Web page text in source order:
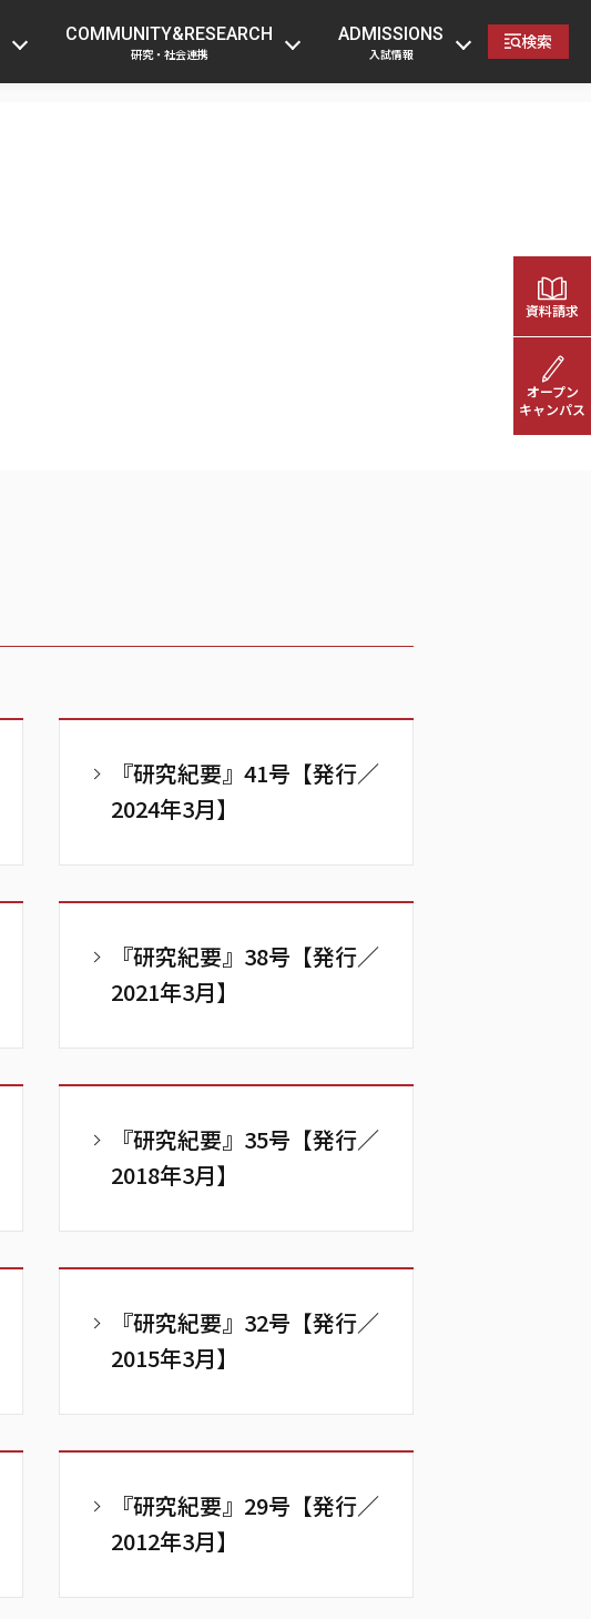
COMMUNITY&RESEARCH
研究・社会連携
ADMISSIONS
入試情報
検索
『研究紀要』41号【発行／
2024年3月】
『研究紀要』38号【発行／
2021年3月】
『研究紀要』35号【発行／
2018年3月】
『研究紀要』32号【発行／
2015年3月】
『研究紀要』29号【発行／
2012年3月】
資料請求
オープン
キャンパス